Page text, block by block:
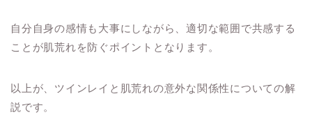
自分自身の感情も大事にしながら、適切な範囲で共感する
ことが肌荒れを防ぐポイントとなります。
以上が、ツインレイと肌荒れの意外な関係性についての解
説です。